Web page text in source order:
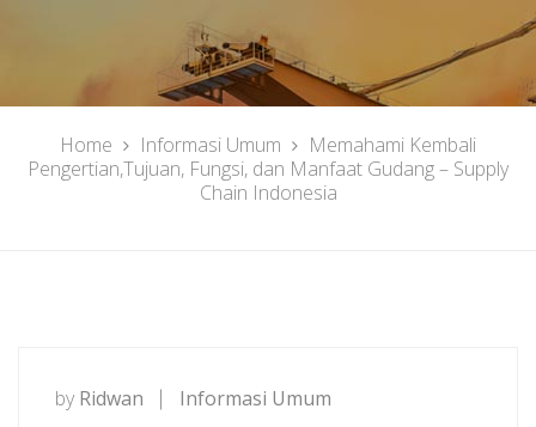
Home Informasi Umum
Memahami Kembali
Pengertian,Tujuan, Fungsi, dan Manfaat Gudang – Supply
Chain Indonesia
by Ridwan Informasi Umum